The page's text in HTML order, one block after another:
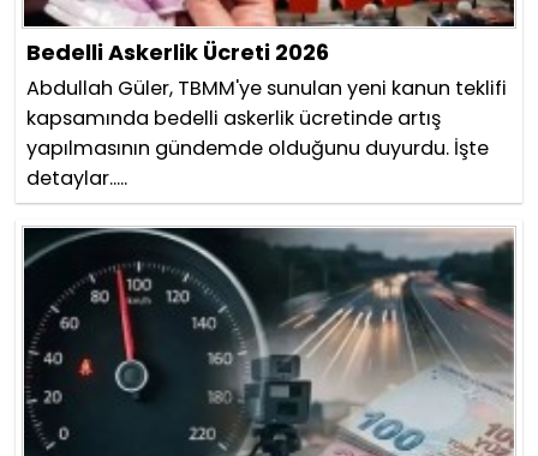
Bedelli Askerlik Ücreti 2026
Abdullah Güler, TBMM'ye sunulan yeni kanun teklifi
kapsamında bedelli askerlik ücretinde artış
yapılmasının gündemde olduğunu duyurdu. İşte
detaylar.....